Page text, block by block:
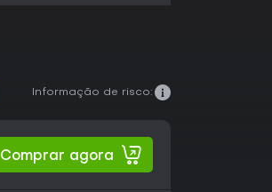
Informação de risco:
Comprar agora